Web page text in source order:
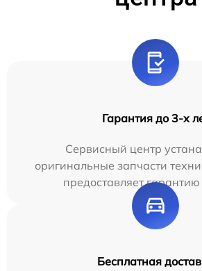
Гарантия до 3-х
Сервисный центр
оригинальные запчасти
предоставляет гарантию
Бесплатная